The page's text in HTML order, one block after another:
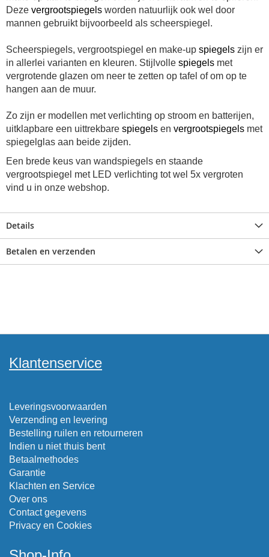
Deze vergrootspiegels worden natuurlijk ook wel door
mannen gebruikt bijvoorbeeld als scheerspiegel.
Scheerspiegels, vergrootspiegel en make-up spiegels zijn er
in allerlei varianten en kleuren. Stijlvolle spiegels met
vergrotende glazen om neer te zetten op tafel of om op te
hangen aan de muur.
Zo zijn er modellen met verlichting op stroom en batterijen,
uitklapbare een uittrekbare spiegels en vergrootspiegels met
spiegelglas aan beide zijden.
Een brede keus van wandspiegels en staande
vergrootspiegel met LED verlichting tot wel 5x vergroten
vind u in onze webshop.
Details
Betalen en verzenden
Klantenservice
Leveringsvoorwaarden
Verzending en levering
Bestelling ruilen en retourneren
Indien u niet thuis bent
Betaalmethodes
Garantie
Klachten en Service
Over ons
Contact gegevens
Privacy en Cookies